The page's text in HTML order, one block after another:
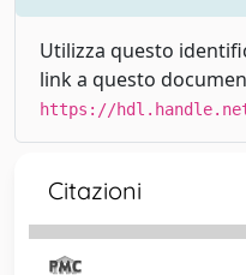
Utilizza questo
link a questo
https://
Citazioni